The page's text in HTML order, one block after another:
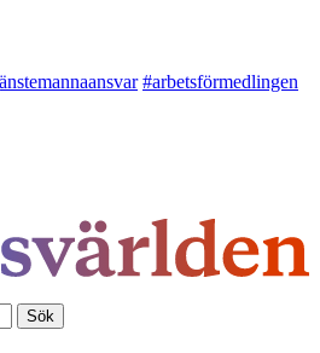
#arbetsförmedlingen
Sök